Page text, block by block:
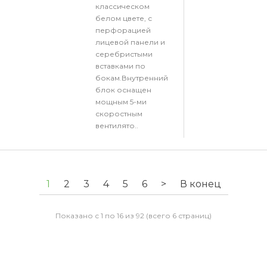
классическом
белом цвете, с
перфорацией
лицевой панели и
серебристыми
вставками по
бокам.Внутренний
блок оснащен
мощным 5-ми
скоростным
вентилято..
1 2 3 4 5 6 > В конец
Показано с 1 по 16 из 92 (всего 6 страниц)